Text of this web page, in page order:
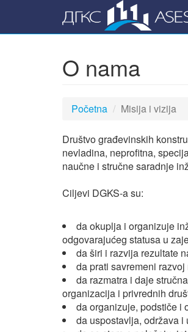
O nama
Početna Misija i vizija
Društvo građevinskih
nevladina, neprofitna,
naučne i stručne saradnje
Ciljevi DGKS-a su:
da okuplja i organizuje
odgovarajućeg statusa u
da širi i razvija rezultate
da prati savremeni
da razmatra i daje
organizacija i privrednih
da organizuje, podstiče i
da uspostavlja, održava